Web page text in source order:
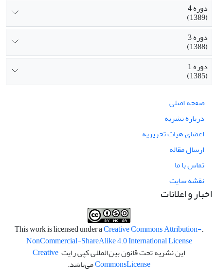
دوره 4
(1389)
دوره 3
(1388)
دوره 1
(1385)
صفحه اصلی
درباره نشریه
اعضای هیات تحریریه
ارسال مقاله
تماس با ما
نقشه سایت
اخبار و اعلانات
.This work is licensed under a
Creative Commons Attribution-
NonCommercial-ShareAlike 4.0 International License
این نشریه تحت قانون بین‌المللی کپی رایت Creative
CommonsLicense می‌باشد.